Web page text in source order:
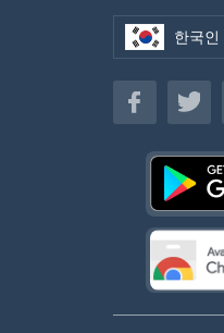
한국인
한국인